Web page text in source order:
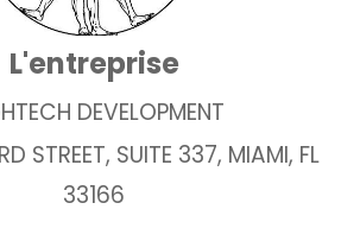
L'entreprise
DEVELOPMENT
STREET, SUITE 337, MIAMI, FL
33166